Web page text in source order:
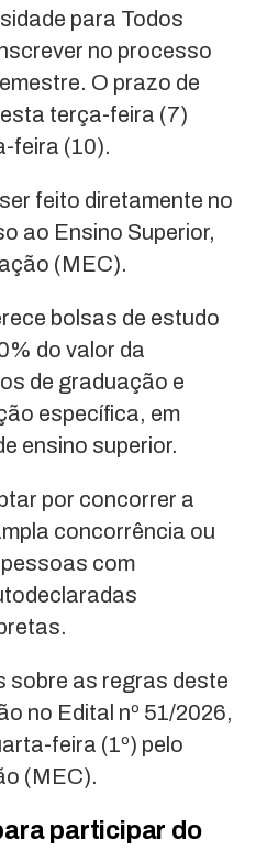
para Todos
no processo
O prazo de
terça-feira (7)
feira (10).
feito diretamente no
ao Ensino Superior,
(MEC).
bolsas de estudo
do valor da
de graduação e
específica, em
ensino superior.
por concorrer a
concorrência ou
com
sobre as regras deste
no Edital nº 51/2026,
feira (1º) pelo
(MEC).
participar do